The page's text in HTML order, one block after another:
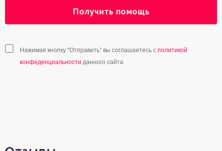
Получить помощь
Нажимая кнопку “Отправить” вы соглашаетесь с политикой
конфеденциальности данного сайта